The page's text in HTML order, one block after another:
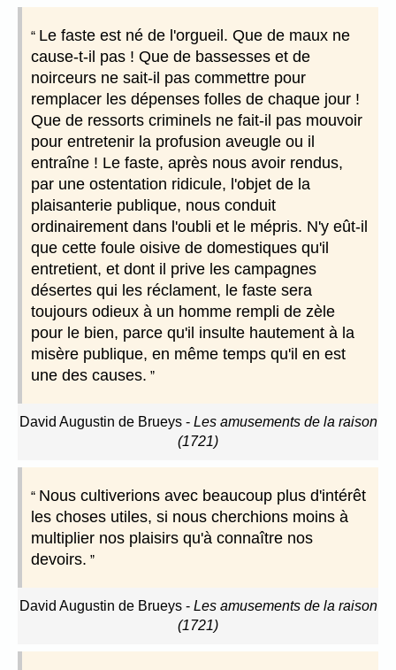
Le faste est né de l'orgueil. Que de maux ne
cause-t-il pas ! Que de bassesses et de
noirceurs ne sait-il pas commettre pour
remplacer les dépenses folles de chaque jour !
Que de ressorts criminels ne fait-il pas mouvoir
pour entretenir la profusion aveugle ou il
entraîne ! Le faste, après nous avoir rendus,
par une ostentation ridicule, l'objet de la
plaisanterie publique, nous conduit
ordinairement dans l'oubli et le mépris. N'y eût-il
que cette foule oisive de domestiques qu'il
entretient, et dont il prive les campagnes
désertes qui les réclament, le faste sera
toujours odieux à un homme rempli de zèle
pour le bien, parce qu'il insulte hautement à la
misère publique, en même temps qu'il en est
une des causes.
David Augustin de Brueys- Les amusements de la raison
(1721)
Nous cultiverions avec beaucoup plus d'intérêt
les choses utiles, si nous cherchions moins à
multiplier nos plaisirs qu'à connaître nos
devoirs.
David Augustin de Brueys- Les amusements de la raison
(1721)